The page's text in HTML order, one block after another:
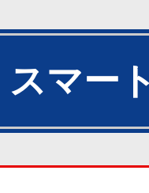
スマー